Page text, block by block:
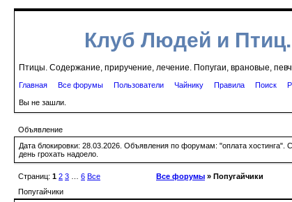
Клуб Людей и
Птицы. Содержание, приручение, лечение. Попугаи, врановые,
Главная Все форумы Пользователи Чайнику Правила Поиск
Вы не зашли.
Объявление
Дата блокировки: 28.03.2026. Объявления по форумам: "оплата
день грохать надоело.
Страниц: 1 2 3 6 Все Все форумы » Попугайчики
Попугайчики